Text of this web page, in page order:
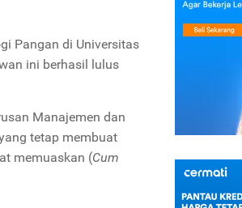
Pangan di Universitas
ini berhasil lulus
Manajemen dan
tetap membuat
memuaskan (Cum